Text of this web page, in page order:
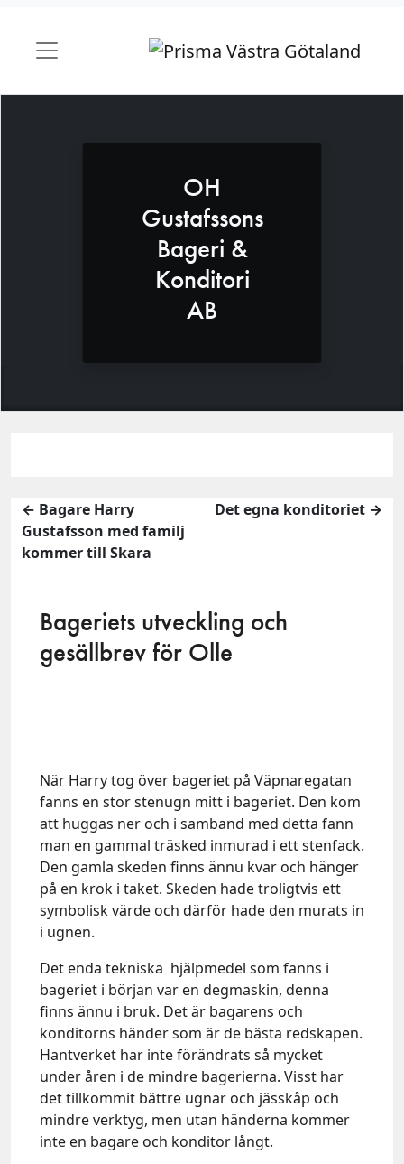
OH
Gustafssons
Bageri &
Konditori
AB
← Bagare Harry
Gustafsson med familj
kommer till Skara
Det egna konditoriet →
Bageriets utveckling och
gesällbrev för Olle
När Harry tog över bageriet på Väpnaregatan
fanns en stor stenugn mitt i bageriet. Den kom
att huggas ner och i samband med detta fann
man en gammal träsked inmurad i ett stenfack.
Den gamla skeden finns ännu kvar och hänger
på en krok i taket. Skeden hade troligtvis ett
symbolisk värde och därför hade den murats in
i ugnen.
Det enda tekniska hjälpmedel som fanns i
bageriet i början var en degmaskin, denna
finns ännu i bruk. Det är bagarens och
konditorns händer som är de bästa redskapen.
Hantverket har inte förändrats så mycket
under åren i de mindre bagerierna. Visst har
det tillkommit bättre ugnar och jässkåp och
mindre verktyg, men utan händerna kommer
inte en bagare och konditor långt.